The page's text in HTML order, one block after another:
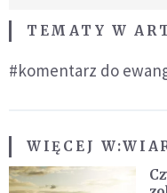
TEMATY W
#komentarz do
WIĘCEJ W: